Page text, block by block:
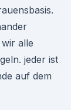
alle
jeder ist
auf dem